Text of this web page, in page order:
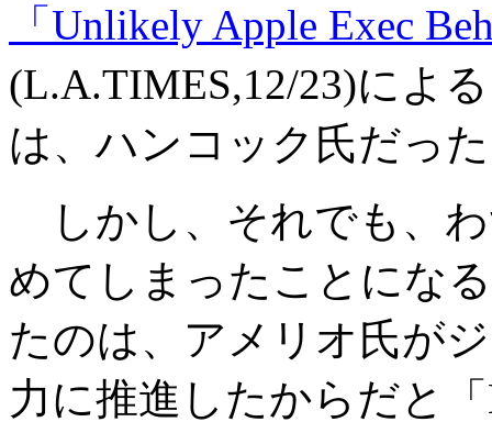
「Unlikely Apple Exec
(L.A.TIMES,12/23)によ
は、ハンコック氏だっ
しかし、それでも、
めてしまったことにな
たのは、アメリオ氏が
力に推進したからだと「